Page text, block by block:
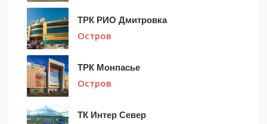
ТРК РИО Дмитровка
Остров
ТРК Монпасье
Остров
ТК Интер Север